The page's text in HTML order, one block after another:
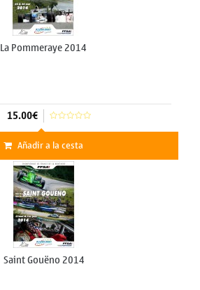
La Pommeraye 2014
15.00€
Añadir a la cesta
Saint Gouëno 2014